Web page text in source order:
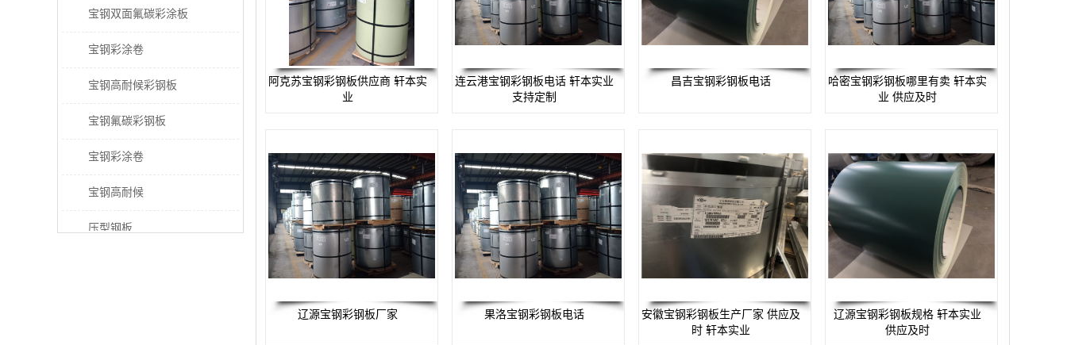
宝钢双面氟碳彩涂板
宝钢彩涂卷
宝钢高耐候彩钢板
宝钢氟碳彩钢板
宝钢彩涂卷
宝钢高耐候
压型钢板
阿克苏宝钢彩钢板供应商 轩本实
业
连云港宝钢彩钢板电话 轩本实业
支持定制
昌吉宝钢彩钢板电话
哈密宝钢彩钢板哪里有卖 轩本实
业 供应及时
辽源宝钢彩钢板厂家 果洛宝钢彩钢板电话
安徽宝钢彩钢板生产厂家 供应及
时 轩本实业
辽源宝钢彩钢板规格 轩本实业
供应及时